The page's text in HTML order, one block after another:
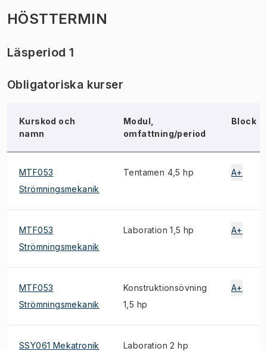
HÖSTTERMIN
Läsperiod 1
Obligatoriska kurser
Kurskod och
namn
Modul,
omfattning/period
Block
MTF053
Strömningsmekanik
Tentamen 4,5 hp A+
MTF053
Strömningsmekanik
Laboration 1,5 hp A+
MTF053
Strömningsmekanik
Konstruktionsövning
1,5 hp
A+
SSY061 Mekatronik Laboration 2 hp